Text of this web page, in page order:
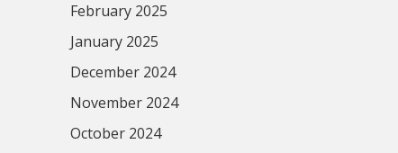
February 2025
January 2025
December 2024
November 2024
October 2024